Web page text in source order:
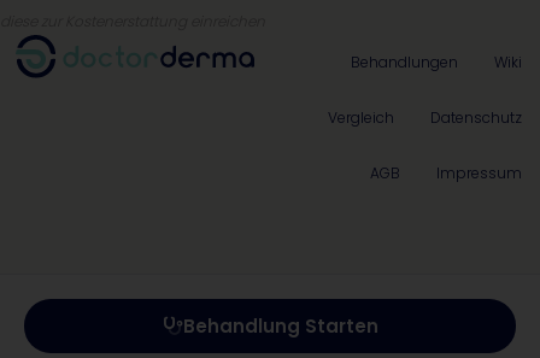
Behandlungen
Wiki
Vergleich Datenschutz
AGB Impressum
Behandlung Starten